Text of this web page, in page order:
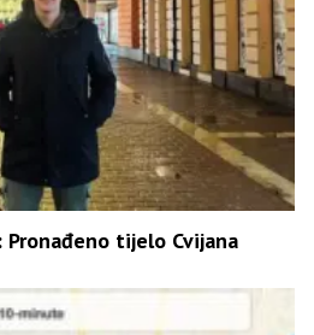
tijelo Cvijana